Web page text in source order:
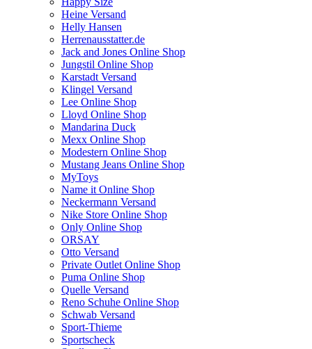
Heine Versand
Helly Hansen
Herrenausstatter.de
Jack and Jones Online Shop
Jungstil Online Shop
Karstadt Versand
Klingel Versand
Lee Online Shop
Lloyd Online Shop
Mandarina Duck
Mexx Online Shop
Modestern Online Shop
Mustang Jeans Online Shop
MyToys
Name it Online Shop
Neckermann Versand
Nike Store Online Shop
Only Online Shop
ORSAY
Otto Versand
Private Outlet Online Shop
Puma Online Shop
Quelle Versand
Reno Schuhe Online Shop
Schwab Versand
Sport-Thieme
Sportscheck